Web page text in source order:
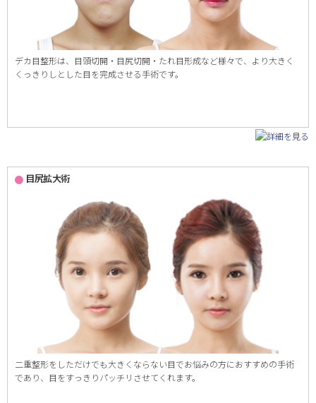
デカ目整形は、目頭切開・目尻切開・たれ目形成など様々で、より大きく
くっきりしとした目を完成させる手術です。
目尻拡大術
二重整形をしただけでも大きくならない目でお悩みの方におすすめの手術
であり、目をすっきりパッチリさせてくれます。